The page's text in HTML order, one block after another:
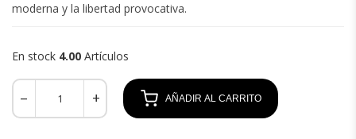
moderna y la libertad provocativa.
En stock 4.00 Artículos
AÑADIR AL CARRITO